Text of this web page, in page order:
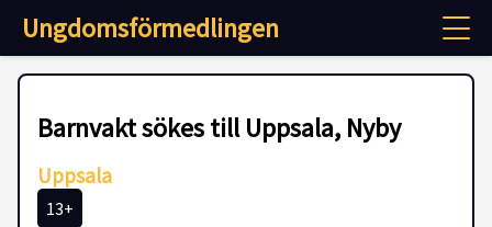
Ungdomsförmedlingen
Barnvakt sökes till Uppsala, Nyby
Uppsala
13+